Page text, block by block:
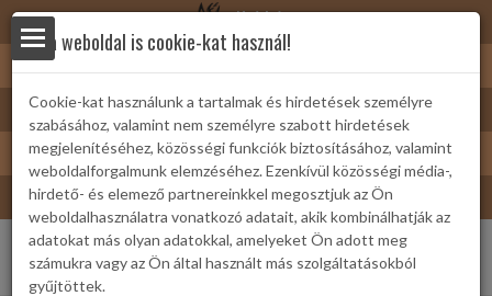
Nyírbátor
Nyírbátor/Barát kártya
Turizmus
Bátor Televízió
Ez a weboldal is cookie-kat használ!
Cookie-kat használunk a tartalmak és hirdetések személyre
szabásához, valamint nem személyre szabott hirdetések
megjelenítéséhez, közösségi funkciók biztosításához, valamint
weboldalforgalmunk elemzéséhez. Ezenkívül közösségi média-,
hirdető- és elemező partnereinkkel megosztjuk az Ön
weboldalhasználatra vonatkozó adatait, akik kombinálhatják az
adatokat más olyan adatokkal, amelyeket Ön adott meg
számukra vagy az Ön által használt más szolgáltatásokból
gyűjtöttek.